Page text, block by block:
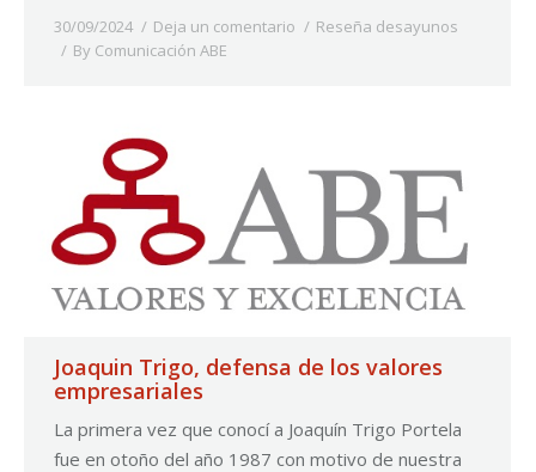
30/09/2024 Deja un comentario
Reseña desayunos
By Comunicación ABE
Joaquin Trigo, defensa de los valores
empresariales
La primera vez que conocí a Joaquín Trigo Portela
fue en otoño del año 1987 con motivo de nuestra